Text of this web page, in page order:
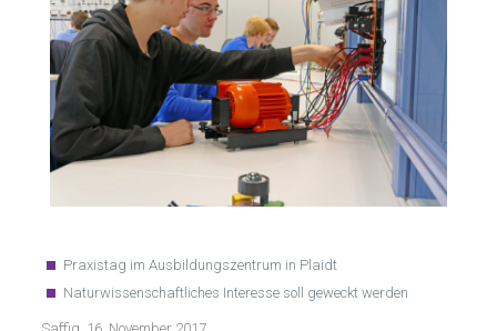
Praxistag im Ausbildungszentrum in Plaidt
Naturwissenschaftliches Interesse soll geweckt werden